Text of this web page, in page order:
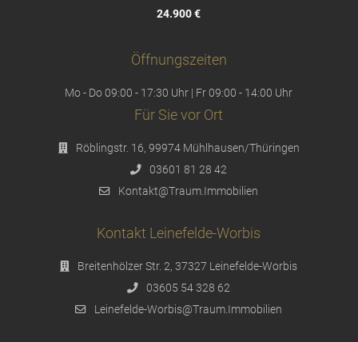
24.900 €
Öffnungszeiten
Mo - Do 09:00 - 17:30 Uhr | Fr 09:00 - 14:00 Uhr
Für Sie vor Ort
Röblingstr. 16, 99974 Mühlhausen/Thüringen
03601 81 28 42
Kontakt@Traum.Immobilien
Kontakt Leinefelde-Worbis
Breitenhölzer Str. 2, 37327 Leinefelde-Worbis
03605 54 328 62
Leinefelde-Worbis@Traum.Immobilien